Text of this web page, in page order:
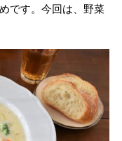
です。今回は、野菜